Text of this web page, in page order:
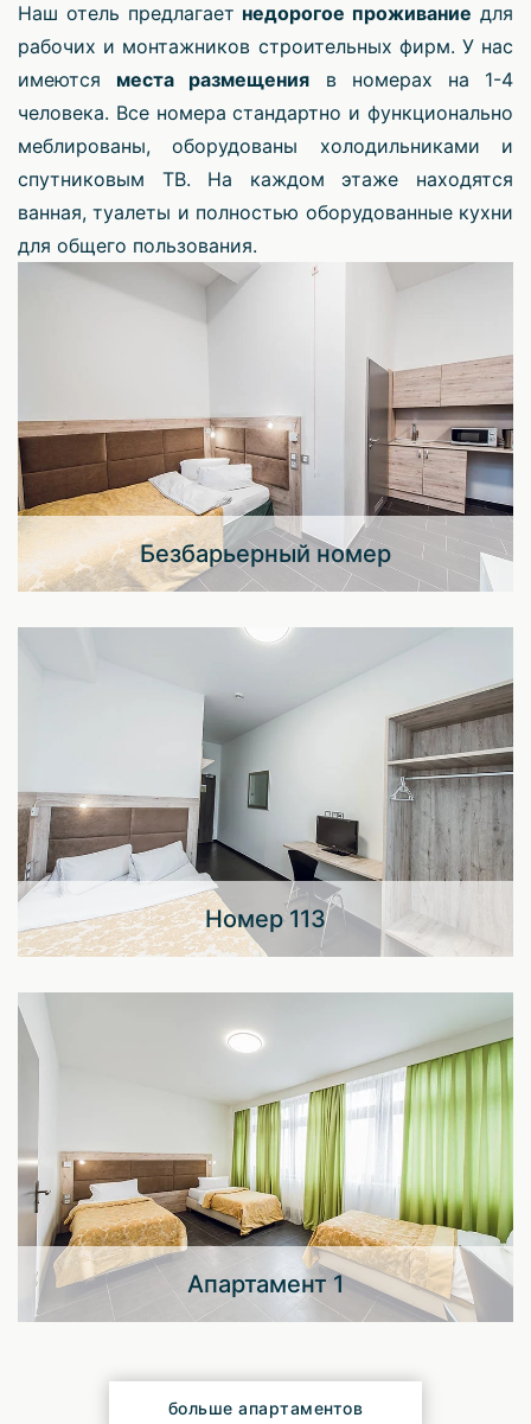
Наш отель предлагает недорогое проживание для
рабочих и монтажников строительных фирм. У нас
имеются места размещения в номерах на 1-4
человека. Все номера стандартно и функционально
меблированы, оборудованы холодильниками и
спутниковым ТВ. На каждом этаже находятся
ванная, туалеты и полностью оборудованные кухни
для общего пользования.
Безбарьерный номер
Номер 113
Апартамент 1
больше апартаментов